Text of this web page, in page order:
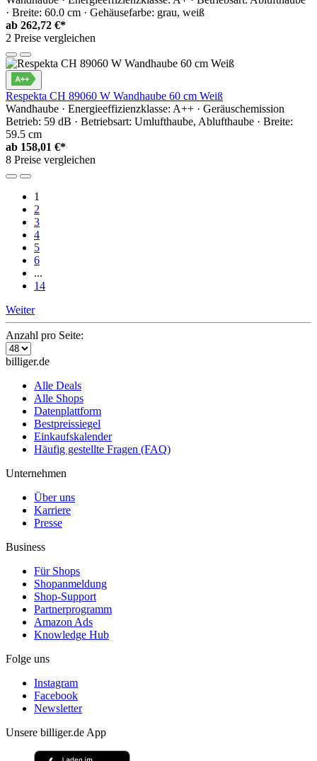
· Breite: 60.0 cm · Gehäusefarbe: grau, weiß
ab 262,72 €*
2 Preise vergleichen
Respekta CH 89060 W Wandhaube 60 cm Weiß
Wandhaube · Energieeffizienzklasse: A++ · Geräuschemission
Betrieb: 59 dB · Betriebsart: Umlufthaube, Ablufthaube · Breite:
59.5 cm
ab 158,01 €*
8 Preise vergleichen
1
2
3
4
5
6
...
14
Weiter
Anzahl pro Seite:
billiger.de
Alle Deals
Alle Shops
Datenplattform
Bestpreissiegel
Einkaufskalender
Häufig gestellte Fragen (FAQ)
Unternehmen
Über uns
Karriere
Presse
Business
Für Shops
Shopanmeldung
Shop-Support
Partnerprogramm
Amazon Ads
Knowledge Hub
Folge uns
Instagram
Facebook
Newsletter
Unsere billiger.de App